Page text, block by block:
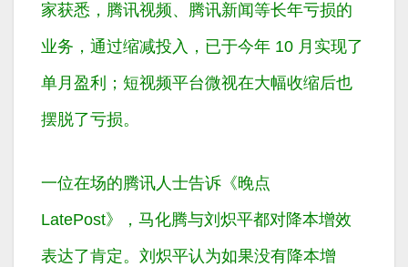
家获悉，腾讯视频、腾讯新闻等长年亏损的
业务，通过缩减投入，已于今年 10 月实现了
单月盈利；短视频平台微视在大幅收缩后也
摆脱了亏损。
一位在场的腾讯人士告诉《晚点
LatePost》，马化腾与刘炽平都对降本增效
表达了肯定。刘炽平认为如果没有降本增